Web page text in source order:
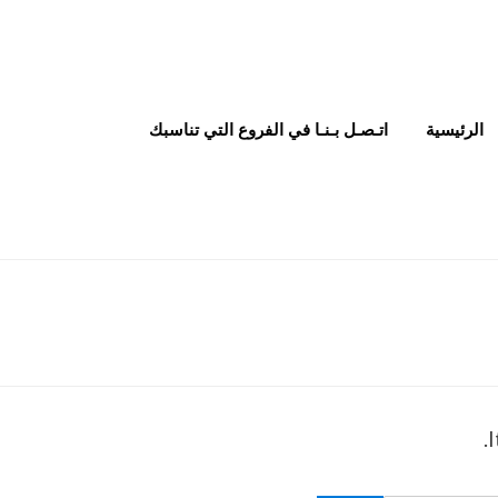
الرئيسية اتـصـل بـنـا في الفروع التي تناسبك